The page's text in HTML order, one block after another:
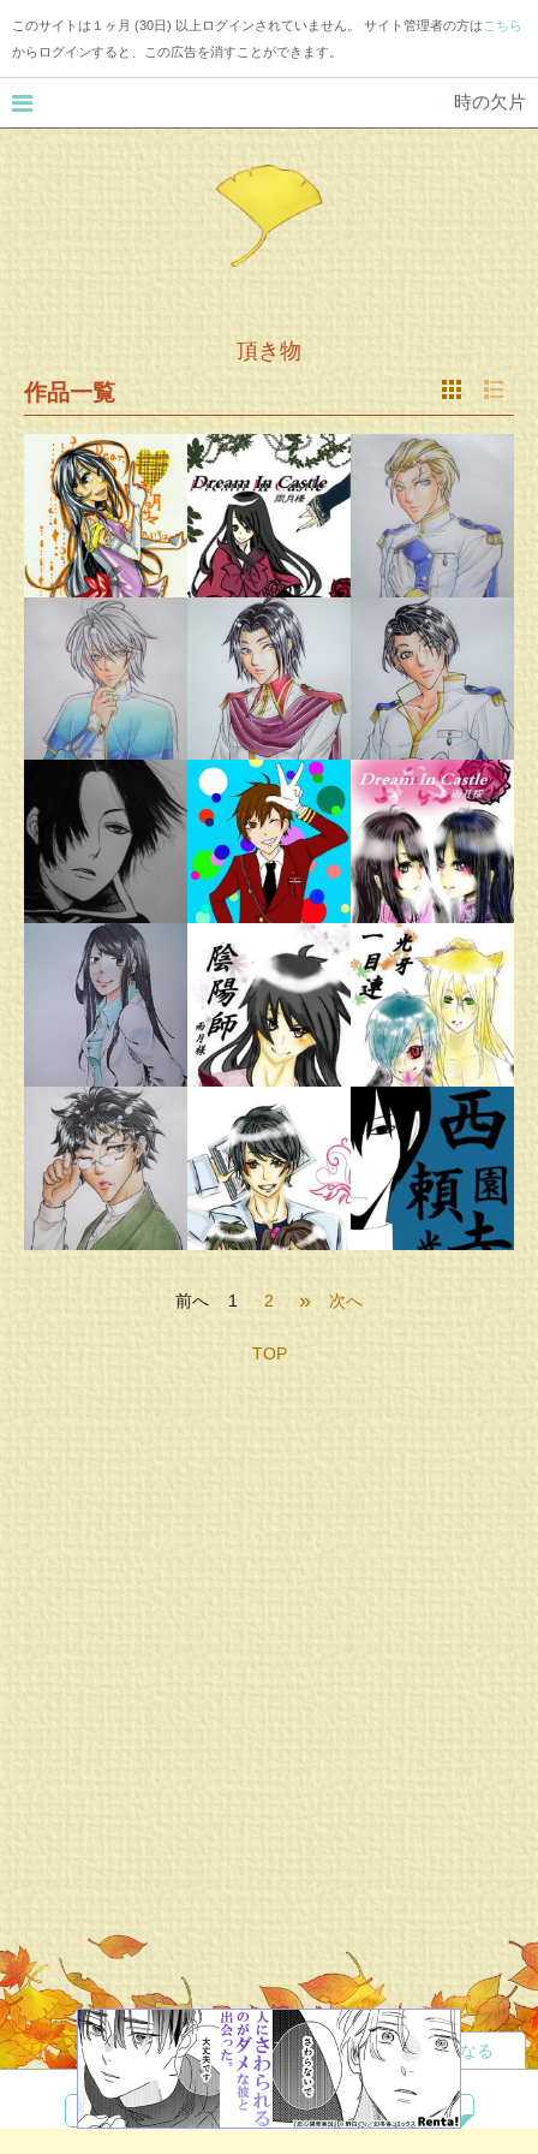
このサイトは１ヶ月 (30日) 以上ログインされていません。 サイト管理者の方は こちら
からログインすると、この広告を消すことができます。
時の欠片
頂き物
作品一覧
前へ 1 2 » 次へ
TOP
夢小説 ツイステ R18 鬼滅の刃 BL
読者になる